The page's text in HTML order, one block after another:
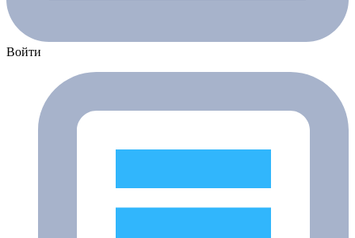
Войти